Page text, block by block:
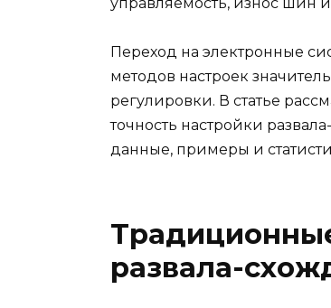
Переход на электронные
методов настроек
регулировки. В статье
точность настройки
данные, примеры и
развала-